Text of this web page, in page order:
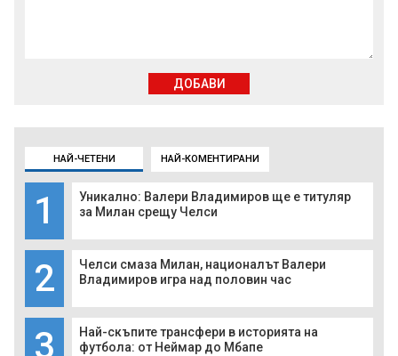
НАЙ-ЧЕТЕНИ НАЙ-КОМЕНТИРАНИ
1
Уникално: Валери Владимиров ще е титуляр
за Милан срещу Челси
2
Челси смаза Милан, националът Валери
Владимиров игра над половин час
3
Най-скъпите трансфери в историята на
футбола: от Неймар до Мбапе
ДОБАВИ